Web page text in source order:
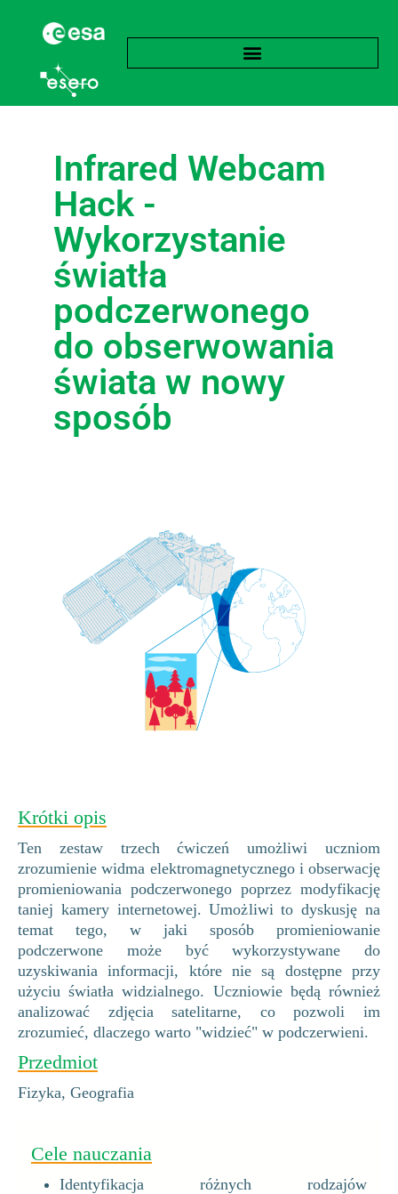
Infrared Webcam
Hack -
Wykorzystanie
światła
podczerwonego
do obserwowania
świata w nowy
sposób
Krótki opis
Ten zestaw trzech ćwiczeń umożliwi uczniom
zrozumienie widma elektromagnetycznego i obserwację
promieniowania podczerwonego poprzez modyfikację
taniej kamery internetowej. Umożliwi to dyskusję na
temat tego, w jaki sposób promieniowanie
podczerwone może być wykorzystywane do
uzyskiwania informacji, które nie są dostępne przy
użyciu światła widzialnego. Uczniowie będą również
analizować zdjęcia satelitarne, co pozwoli im
zrozumieć, dlaczego warto "widzieć" w podczerwieni.
Przedmiot
Fizyka, Geografia
Cele nauczania
Identyfikacja różnych rodzajów